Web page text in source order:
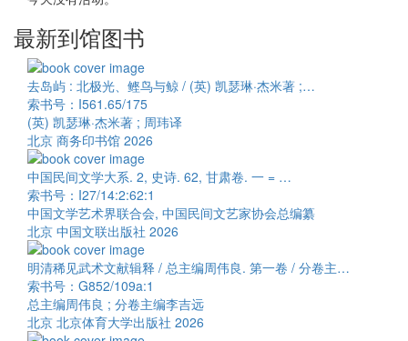
最新到馆图书
去岛屿 : 北极光、鲣鸟与鲸 / (英) 凯瑟琳·杰米著 ;…
索书号：I561.65/175
(英) 凯瑟琳·杰米著 ; 周玮译
北京 商务印书馆 2026
中国民间文学大系. 2, 史诗. 62, 甘肃卷. 一 = …
索书号：I27/14:2:62:1
中国文学艺术界联合会, 中国民间文艺家协会总编纂
北京 中国文联出版社 2026
明清稀见武术文献辑释 / 总主编周伟良. 第一卷 / 分卷主…
索书号：G852/109a:1
总主编周伟良 ; 分卷主编李吉远
北京 北京体育大学出版社 2026